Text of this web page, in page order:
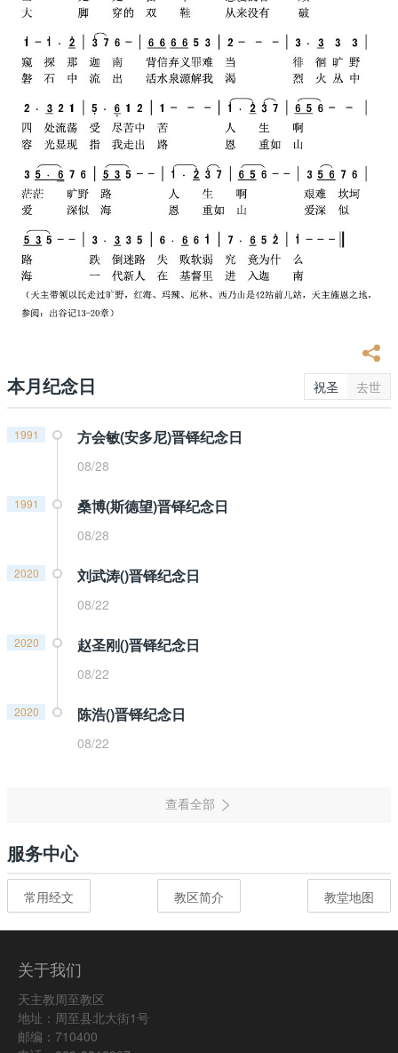
本月纪念日 祝圣 去世
1991 方会敏(安多尼)晋铎纪念日
08/28
1991 桑博(斯德望)晋铎纪念日
08/28
2020 刘武涛()晋铎纪念日
08/22
2020 赵圣刚()晋铎纪念日
08/22
2020 陈浩()晋铎纪念日
08/22
服务中心
常用经文 教区简介 教堂地图
关于我们
天主教周至教区
地址：周至县北大街1号
邮编：710400